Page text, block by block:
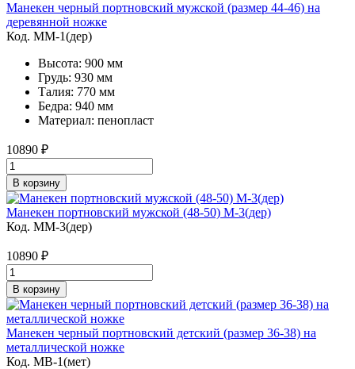
Манекен черный портновский мужской (размер 44-46) на
деревянной ножке
Код. MM-1(дер)
Высота: 900 мм
Грудь: 930 мм
Талия: 770 мм
Бедра: 940 мм
Материал: пенопласт
10890 ₽
В корзину
Манекен портновский мужской (48-50) M-3(дер)
Код. MM-3(дер)
10890 ₽
В корзину
Манекен черный портновский детский (размер 36-38) на
металлической ножке
Код. MB-1(мет)